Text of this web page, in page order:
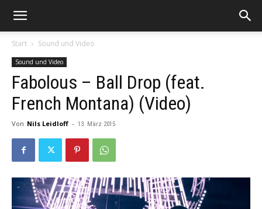
Start Sound und Video
Sound und Video
Fabolous – Ball Drop (feat.
French Montana) (Video)
Von Nils Leidloff - 13. März 2015